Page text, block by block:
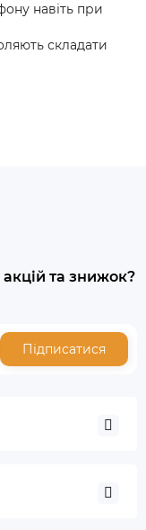
навіть при
складати
та знижок?
Підписатися